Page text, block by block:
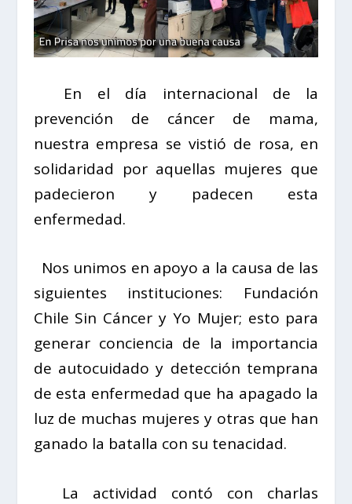
En el día internacional de la
prevención de cáncer de mama,
nuestra empresa se vistió de rosa, en
solidaridad por aquellas mujeres que
padecieron y padecen esta
enfermedad.
Nos unimos en apoyo a la causa de las
siguientes instituciones: Fundación
Chile Sin Cáncer y Yo Mujer; esto para
generar conciencia de la importancia
de autocuidado y detección temprana
de esta enfermedad que ha apagado la
luz de muchas mujeres y otras que han
ganado la batalla con su tenacidad.
La actividad contó con charlas